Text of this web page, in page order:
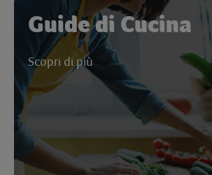
Guide di Cucina
Scopri di più